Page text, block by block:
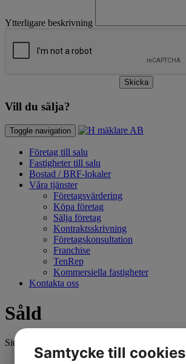
Ytterligare beskrivning
Skicka
Vill du sälja?
Toggle navigation
Företag till salu
Fastigheter till salu
Bostad / BRF-lokaler
Våra tjänster
Företagsvärdering
Köpa företag
Sälja företag
Kontraktsskrivning
Företagskonsultation
Franchise
TenRep
Kommersiella fastigheter
Kontakta oss
Såld
Sida
Samtycke till cookies